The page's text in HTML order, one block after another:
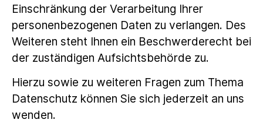
Einschränkung der Verarbeitung Ihrer
personenbezogenen Daten zu verlangen. Des
Weiteren steht Ihnen ein Beschwerderecht bei
der zuständigen Aufsichtsbehörde zu.
Hierzu sowie zu weiteren Fragen zum Thema
Datenschutz können Sie sich jederzeit an uns
wenden.